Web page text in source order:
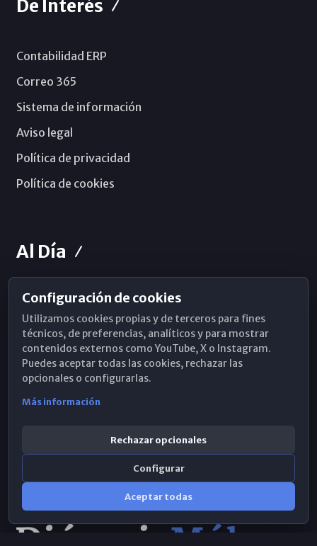
De Interés
Contabilidad ERP
Correo 365
Sistema de información
Aviso legal
Política de privacidad
Política de cookies
Al Día
Horarios de Misa
Hemeroteca
WhatsApp
Configuración de cookies
Utilizamos cookies propias y de terceros para fines
técnicos, de preferencias, analíticos y para mostrar
contenidos externos como YouTube, X o Instagram.
Puedes aceptar todas las cookies, rechazar las
opcionales o configurarlas.
Más información
Rechazar opcionales
Configurar
Aceptar todas